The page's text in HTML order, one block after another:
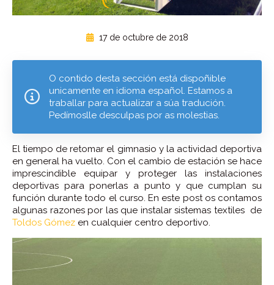
17 de octubre de 2018
O contido desta sección está dispoñible
unicamente en idioma español. Estamos a
traballar para actualizar a súa tradución.
Pedímoslle desculpas por as molestias.
El tiempo de retomar el gimnasio y la actividad deportiva
en general ha vuelto. Con el cambio de estación se hace
imprescindible equipar y proteger las instalaciones
deportivas para ponerlas a punto y que cumplan su
función durante todo el curso. En este post os contamos
algunas razones por las que instalar sistemas textiles de
Toldos Gómez en cualquier centro deportivo.